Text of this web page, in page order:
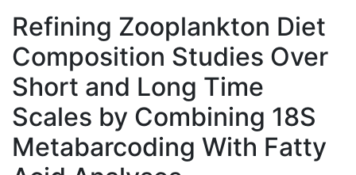
Refining Zooplankton Diet
Composition Studies Over
Short and Long Time
Scales by Combining 18S
Metabarcoding With Fatty